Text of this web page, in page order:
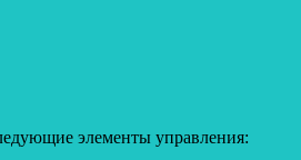
элементы управления: